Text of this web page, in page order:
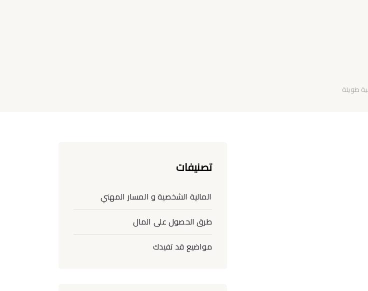
تصنيفات
المالية الشخصية و المسار المهني
طرق الحصول على المال
مواضيع قد تفيدك